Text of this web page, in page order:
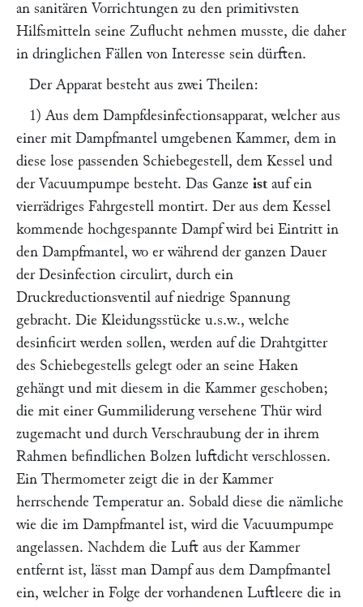
an sanitären Vorrichtungen zu den primitivsten
Hilfsmitteln seine Zuflucht nehmen musste, die daher
in dringlichen Fällen von Interesse sein dürften.
Der Apparat besteht aus zwei Theilen:
1) Aus dem Dampfdesinfectionsapparat, welcher aus
einer mit Dampfmantel umgebenen Kammer, dem in
diese lose passenden Schiebegestell, dem Kessel und
der Vacuumpumpe besteht. Das Ganze istauf ein
vierrädriges Fahrgestell montirt. Der aus dem Kessel
kommende hochgespannte Dampf wird bei Eintritt in
den Dampfmantel, wo er während der ganzen Dauer
der Desinfection circulirt, durch ein
Druckreductionsventil auf niedrige Spannung
gebracht. Die Kleidungsstücke u.s.w., welche
desinficirt werden sollen, werden auf die Drahtgitter
des Schiebegestells gelegt oder an seine Haken
gehängt und mit diesem in die Kammer geschoben;
die mit einer Gummiliderung versehene Thür wird
zugemacht und durch Verschraubung der in ihrem
Rahmen befindlichen Bolzen luftdicht verschlossen.
Ein Thermometer zeigt die in der Kammer
herrschende Temperatur an. Sobald diese die nämliche
wie die im Dampfmantel ist, wird die Vacuumpumpe
angelassen. Nachdem die Luft aus der Kammer
entfernt ist, lässt man Dampf aus dem Dampfmantel
ein, welcher in Folge der vorhandenen Luftleere die in